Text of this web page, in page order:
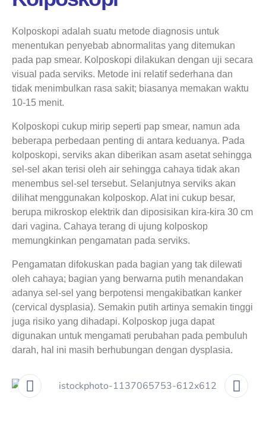
Kolposkopi adalah suatu metode diagnosis untuk
menentukan penyebab abnormalitas yang ditemukan
pada pap smear. Kolposkopi dilakukan dengan uji secara
visual pada serviks. Metode ini relatif sederhana dan
tidak menimbulkan rasa sakit; biasanya memakan waktu
10-15 menit.
Kolposkopi cukup mirip seperti pap smear, namun ada
beberapa perbedaan penting di antara keduanya. Pada
kolposkopi, serviks akan diberikan asam asetat sehingga
sel-sel akan terisi oleh air sehingga cahaya tidak akan
menembus sel-sel tersebut. Selanjutnya serviks akan
dilihat menggunakan kolposkop. Alat ini cukup besar,
berupa mikroskop elektrik dan diposisikan kira-kira 30 cm
dari vagina. Cahaya terang di ujung kolposkop
memungkinkan pengamatan pada serviks.
Pengamatan difokuskan pada bagian yang tak dilewati
oleh cahaya; bagian yang berwarna putih menandakan
adanya sel-sel yang berpotensi mengakibatkan kanker
(cervical dysplasia). Semakin putih artinya semakin tinggi
juga risiko yang dihadapi. Kolposkop juga dapat
digunakan untuk mengamati perubahan pada pembuluh
darah, hal ini masih berhubungan dengan dysplasia.